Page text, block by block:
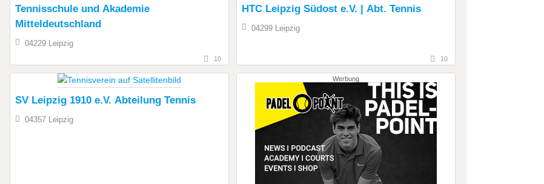
Tennisschule und Akademie
Mitteldeutschland
04229 Leipzig
10
HTC Leipzig Südost e.V. | Abt. Tennis
04299 Leipzig
10
SV Leipzig 1910 e.V. Abteilung Tennis
04357 Leipzig
Werbung